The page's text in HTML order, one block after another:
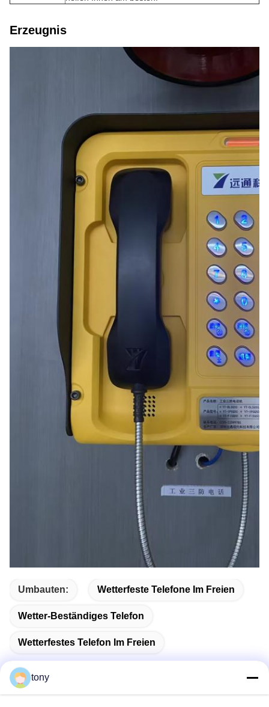
Erzeugnis
Umbauten: Wetterfeste Telefone Im Freien
Wetter-Beständiges Telefon
Wetterfestes Telefon Im Freien
tony